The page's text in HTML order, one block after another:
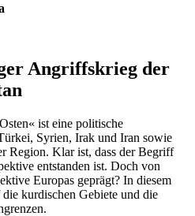
Angriffskrieg der
ist eine politische
Syrien, Irak und Iran sowie
Region. Klar ist, dass der Begriff
entstanden ist. Doch von
Europas geprägt? In diesem
kurdischen Gebiete und die